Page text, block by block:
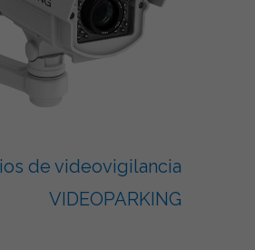
de videovigilancia
VIDEOPARKING